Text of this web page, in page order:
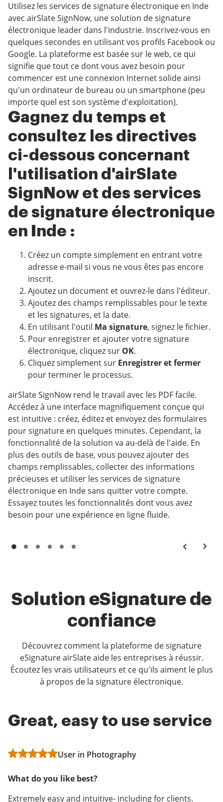
Utilisez les services de signature électronique en Inde
avec airSlate SignNow, une solution de signature
électronique leader dans l'industrie. Inscrivez-vous en
quelques secondes en utilisant vos profils Facebook ou
Google. La plateforme est basée sur le web, ce qui
signifie que tout ce dont vous avez besoin pour
commencer est une connexion Internet solide ainsi
qu'un ordinateur de bureau ou un smartphone (peu
importe quel est son système d'exploitation).
Gagnez du temps et
consultez les directives
ci-dessous concernant
l'utilisation d'airSlate
SignNow et des services
de signature électronique
en Inde :
Créez un compte simplement en entrant votre
adresse e-mail si vous ne vous êtes pas encore
inscrit.
Ajoutez un document et ouvrez-le dans l'éditeur.
Ajoutez des champs remplissables pour le texte
et les signatures, et la date.
En utilisant l'outil Ma signature, signez le fichier.
Pour enregistrer et ajouter votre signature
électronique, cliquez sur OK.
Cliquez simplement sur Enregistrer et fermer
pour terminer le processus.
airSlate SignNow rend le travail avec les PDF facile.
Accédez à une interface magnifiquement conçue qui
est intuitive : créez, éditez et envoyez des formulaires
pour signature en quelques minutes. Cependant, la
fonctionnalité de la solution va au-delà de l'aide. En
plus des outils de base, vous pouvez ajouter des
champs remplissables, collecter des informations
précieuses et utiliser les services de signature
électronique en Inde sans quitter votre compte.
Essayez toutes les fonctionnalités dont vous avez
besoin pour une expérience en ligne fluide.
Solution eSignature de
confiance
Découvrez comment la plateforme de signature
eSignature airSlate aide les entreprises à réussir.
Écoutez les vrais utilisateurs et ce qu'ils aiment le plus
à propos de la signature électronique.
Great, easy to use service
User in Photography
What do you like best?
Extremely easy and intuitive- including for clients.
Best E Sign App
Adriana L
What do you like best?
Sign now is the best eSign app. Super easy to use and
Awesome Tool!
SignNow Customer
All things considered, airSlate SignNow is very much